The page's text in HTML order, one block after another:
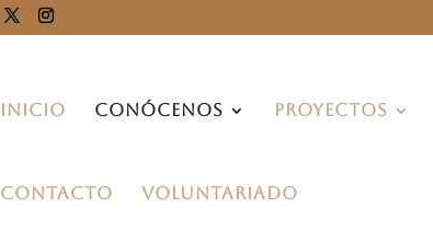
INICIO CONÓCENOS PROYECTOS
CONTACTO VOLUNTARIADO